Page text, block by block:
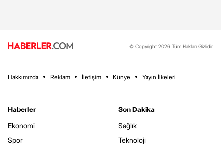
© Copyright 2026 Tüm Hakları Gizlidir.
Hakkımızda Reklam İletişim Künye Yayın İlkeleri
Haberler
Ekonomi
Spor
Son Dakika
Sağlık
Teknoloji